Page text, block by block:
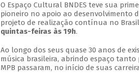
O Espaço Cultural BNDES teve sua
pioneiro no apoio ao desenvolvimento
projeto de realização contínua no
quintas-feiras às 19h.
Ao longo dos seus quase 30 anos de
música brasileira, abrindo espaço
MPB passaram, no início de suas